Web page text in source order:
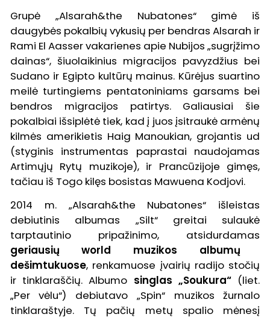
Grupė „Alsarah&the Nubatones“ gimė iš
daugybės pokalbių vykusių per bendras Alsarah ir
Rami El Aasser vakarienes apie Nubijos „sugrįžimo
dainas“, šiuolaikinius migracijos pavyzdžius bei
Sudano ir Egipto kultūrų mainus. Kūrėjus suartino
meilė turtingiems pentatoniniams garsams bei
bendros migracijos patirtys. Galiausiai šie
pokalbiai išsiplėtė tiek, kad į juos įsitraukė armėnų
kilmės amerikietis Haig Manoukian, grojantis ud
(styginis instrumentas paprastai naudojamas
Artimųjų Rytų muzikoje), ir Prancūzijoje gimęs,
tačiau iš Togo kilęs bosistas Mawuena Kodjovi.
2014 m. „Alsarah&the Nubatones“ išleistas
debiutinis albumas „Silt“ greitai sulaukė
tarptautinio pripažinimo, atsidurdamas
geriausių world muzikos albumų
dešimtukuose, renkamuose įvairių radijo stočių
ir tinklaraščių. Albumo singlas „Soukura“ (liet.
„Per vėlu“) debiutavo „Spin“ muzikos žurnalo
tinklaraštyje. Tų pačių metų spalio mėnesį